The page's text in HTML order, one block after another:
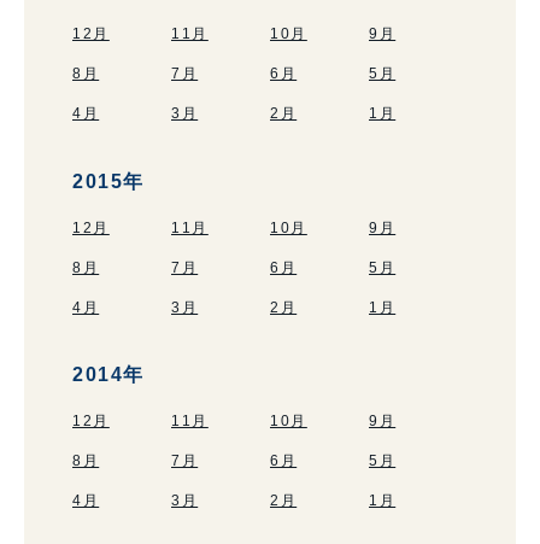
12月 11月 10月 9月
8月 7月 6月 5月
4月 3月 2月 1月
2015年
12月 11月 10月 9月
8月 7月 6月 5月
4月 3月 2月 1月
2014年
12月 11月 10月 9月
8月 7月 6月 5月
4月 3月 2月 1月